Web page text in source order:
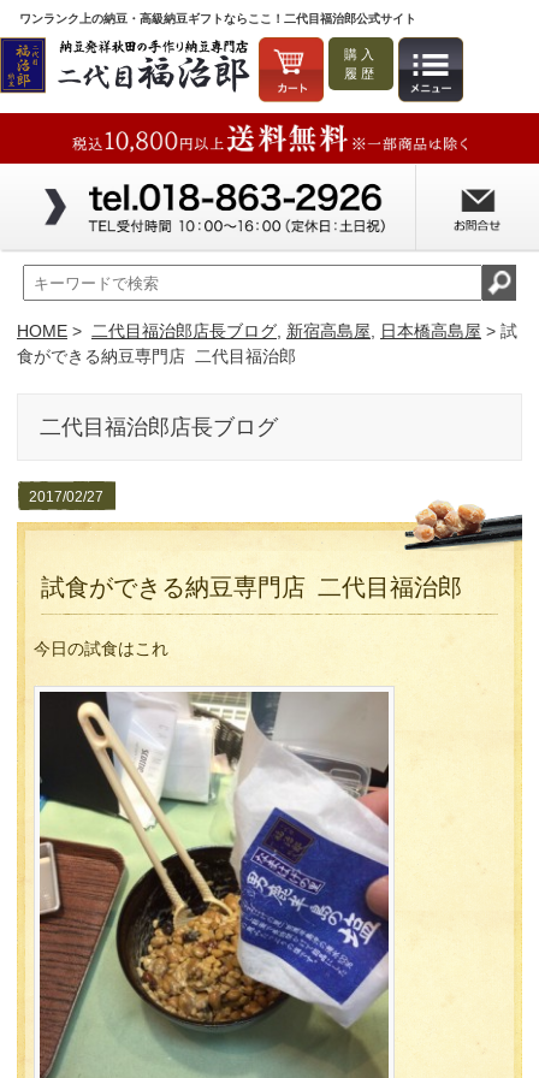
ワンランク上の納豆・高級納豆ギフトならここ！二代目福治郎公式サイト
購入
履歴
HOME > 二代目福治郎店長ブログ 新宿高島屋 日本橋高島屋 > 試
食ができる納豆専門店 二代目福治郎
二代目福治郎店長ブログ
2017/02/27
試食ができる納豆専門店 二代目福治郎
今日の試食はこれ